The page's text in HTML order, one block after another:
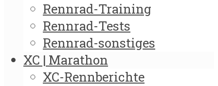
Rennrad-Training
Rennrad-Tests
Rennrad-sonstiges
XC | Marathon
XC-Rennberichte